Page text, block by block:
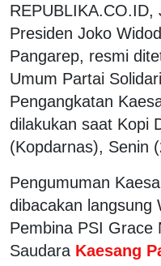
REPUBLIKA.CO.ID,
Presiden Joko
Pangarep, resmi
Umum Partai
Pengangkatan
dilakukan saat Kopi
(Kopdarnas), Senin
Pengumuman
dibacakan langsung
Pembina PSI Grace
Saudara Kaesang